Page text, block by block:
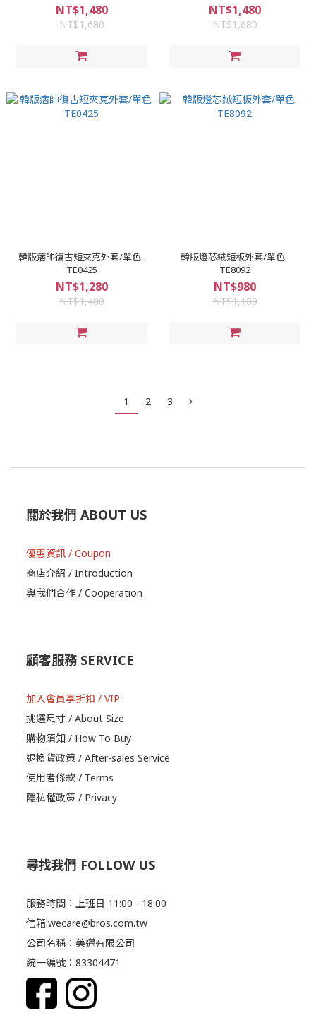
NT$1,480
NT$1,680
NT$1,480
NT$1,680
韓版痞帥復古短夾克外套/單色-
TE0425
NT$1,280
NT$1,480
韓版燈芯絨短板外套/單色-
TE8092
NT$980
NT$1,180
1 2 3
關於我們 ABOUT US
優惠資訊 / Coupon
商店介紹 / Introduction
與我們合作 / Cooperation
顧客服務 SERVICE
加入會員享折扣 / VIP
挑選尺寸 / About Size
購物須知 / How To Buy
退換貨政策 / After-sales Service
使用者條款 / Terms
隱私權政策 / Privacy
尋找我們 FOLLOW US
服務時間：上班日 11:00 - 18:00
信箱:wecare@bros.com.tw
公司名稱：美邁有限公司
統一編號：83304471